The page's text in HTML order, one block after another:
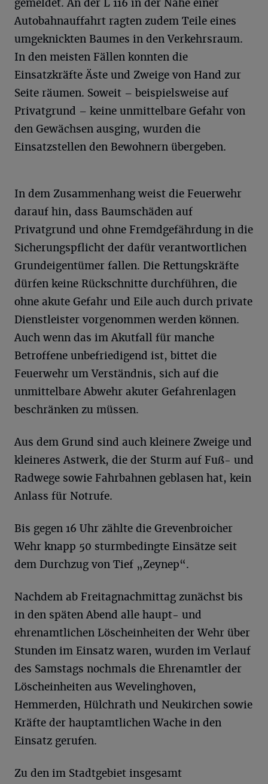
gemeldet. An der L 116 in der Nähe einer
Autobahnauffahrt ragten zudem Teile eines
umgeknickten Baumes in den Verkehrsraum.
In den meisten Fällen konnten die
Einsatzkräfte Äste und Zweige von Hand zur
Seite räumen. Soweit – beispielsweise auf
Privatgrund – keine unmittelbare Gefahr von
den Gewächsen ausging, wurden die
Einsatzstellen den Bewohnern übergeben.
In dem Zusammenhang weist die Feuerwehr
darauf hin, dass Baumschäden auf
Privatgrund und ohne Fremdgefährdung in die
Sicherungspflicht der dafür verantwortlichen
Grundeigentümer fallen. Die Rettungskräfte
dürfen keine Rückschnitte durchführen, die
ohne akute Gefahr und Eile auch durch private
Dienstleister vorgenommen werden können.
Auch wenn das im Akutfall für manche
Betroffene unbefriedigend ist, bittet die
Feuerwehr um Verständnis, sich auf die
unmittelbare Abwehr akuter Gefahrenlagen
beschränken zu müssen.
Aus dem Grund sind auch kleinere Zweige und
kleineres Astwerk, die der Sturm auf Fuß- und
Radwege sowie Fahrbahnen geblasen hat, kein
Anlass für Notrufe.
Bis gegen 16 Uhr zählte die Grevenbroicher
Wehr knapp 50 sturmbedingte Einsätze seit
dem Durchzug von Tief „Zeynep“.
Nachdem ab Freitagnachmittag zunächst bis
in den späten Abend alle haupt- und
ehrenamtlichen Löscheinheiten der Wehr über
Stunden im Einsatz waren, wurden im Verlauf
des Samstags nochmals die Ehrenamtler der
Löscheinheiten aus Wevelinghoven,
Hemmerden, Hülchrath und Neukirchen sowie
Kräfte der hauptamtlichen Wache in den
Einsatz gerufen.
Zu den im Stadtgebiet insgesamt